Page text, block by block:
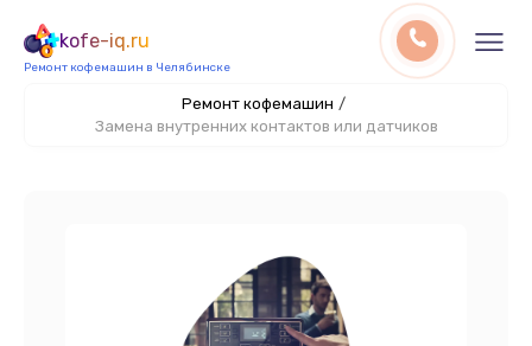
kofe-iq.ru
Ремонт кофемашин в Челябинске
Ремонт кофемашин /
Замена внутренних контактов или датчиков